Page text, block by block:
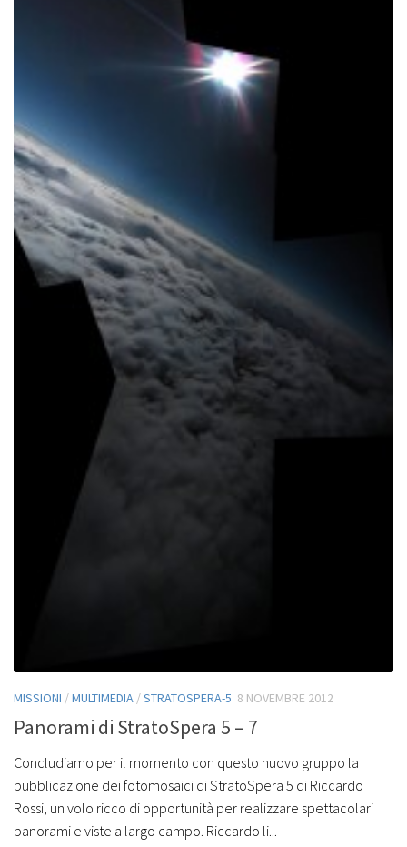
MISSIONI /MULTIMEDIA /STRATOSPERA-5 8 NOVEMBRE 2012
Panorami di StratoSpera 5 – 7
Concludiamo per il momento con questo nuovo gruppo la
pubblicazione dei fotomosaici di StratoSpera 5 di Riccardo
Rossi, un volo ricco di opportunità per realizzare spettacolari
panorami e viste a largo campo. Riccardo li...